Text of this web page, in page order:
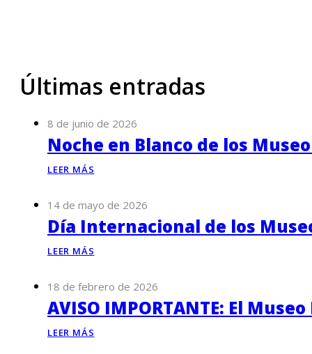
Últimas entradas
8 de junio de 2026
Noche en Blanco de los
LEER MÁS
14 de mayo de 2026
Día Internacional de los
LEER MÁS
18 de febrero de 2026
AVISO IMPORTANTE: El
LEER MÁS